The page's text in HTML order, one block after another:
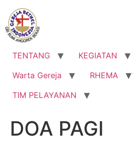
Lewati
konten
TENTANG KEGIATAN
Warta Gereja
RHEMA
TIM PELAYANAN
DOA PAGI